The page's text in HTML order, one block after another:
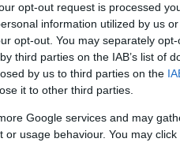
opt-out request is processed
information utilized by us
opt-out. You may separately
third parties on the IAB’s list of
by us to third parties on the
it to other third parties.
Google services and may
usage behaviour. You may
fragole vi
salutare
ingerite), perché
il 23 giugno 2014